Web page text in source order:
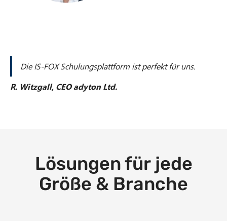
Die IS-FOX Schulungsplattform ist perfekt für uns.
R. Witzgall, CEO adyton Ltd.
Lösungen für jede
Größe & Branche